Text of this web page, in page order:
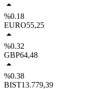
%0.18
EURO55,25
%0.32
GBP64,48
%0.38
BIST13.779,39